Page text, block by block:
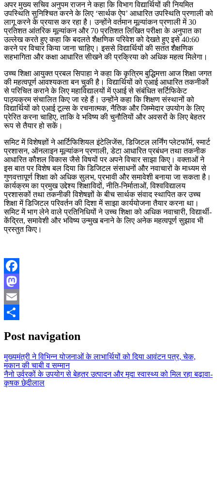
अपर मुख्य सचिव अनुपम राजन ने कहा कि विभाग विद्यार्थियों की नियमित
उपस्थिति सुनिश्चित करने के लिए ‘सार्थक ऐप’ आधारित उपस्थिति प्रणाली को
लागू करने के प्रयास कर रहा है। उन्होंने वर्तमान मूल्यांकन प्रणाली में 30
प्रतिशत आंतरिक मूल्यांकन और 70 प्रतिशत लिखित परीक्षा के अनुपात का
उल्लेख करते हुए कहा कि बदलते शैक्षणिक परिवेश को देखते हुए इसे 40:60
करने पर विचार किया जाना चाहिए। इससे विद्यार्थियों की सतत शैक्षणिक
सहभागिता और कक्षा आधारित सीखने की प्रक्रिया को अधिक महत्व मिलेगा।
उच्च शिक्षा आयुक्त प्रबल सिपाहा ने कहा कि कृत्रिम बुद्धिमत्ता आज शिक्षा जगत
की महत्वपूर्ण आवश्यकता बन चुकी है। विद्यार्थियों को एआई आधारित तकनीकों
से परिचित कराने के लिए महाविद्यालयों में एआई से संबंधित सर्टिफिकेट
पाठ्यक्रम संचालित किए जा रहे हैं। उन्होंने कहा कि शिक्षण संस्थानों को
विद्यार्थियों को एआई टूल्स के रचनात्मक, नैतिक और जिम्मेदार उपयोग के लिए
प्रेरित करना चाहिए, ताकि वे भविष्य की चुनौतियों और अवसरों के लिए बेहतर
रूप से तैयार हो सकें।
समिट में विशेषज्ञों ने आर्टिफिशियल इंटेलिजेंस, डिजिटल लर्निंग प्लेटफॉर्म, स्मार्ट
प्रशासन, ऑनलाइन मूल्यांकन प्रणाली, डेटा आधारित प्रबंधन तथा तकनीक
आधारित कौशल विकास जैसे विषयों पर अपने विचार साझा किए। वक्ताओं ने
इस बात पर विशेष बल दिया कि डिजिटल संसाधनों और नवाचारों के माध्यम से
गुणवत्तापूर्ण शिक्षा को अधिक सुलभ, प्रभावी और समावेशी बनाया जा सकता है।
कार्यक्रम का प्रमुख उद्देश्य शिक्षाविदों, नीति-निर्माताओं, विश्वविद्यालय
प्रशासकों तथा तकनीकी विशेषज्ञों के बीच सार्थक संवाद स्थापित कर उच्च
शिक्षा में डिजिटल परिवर्तन की दिशा में साझा कार्ययोजना तैयार करना था।
समिट में भाग लेने वाले प्रतिनिधियों ने उच्च शिक्षा को अधिक नवाचारी, विद्यार्थी-
केंद्रित, समावेशी और भविष्य उन्मुख बनाने के लिए अनेक महत्वपूर्ण सुझाव भी
प्रस्तुत किए।
Facebook
Mastodon
Email
Post navigation
मुख्यमंत्री ने विभिन्न योजनाओं के लाभार्थियों को दिया आवंटन पत्र, चेक,
मकान की चाबी व सम्मान
नैनो उर्वरकों के उपयोग से बेहतर उत्पादन और मृदा स्वास्थ्य को मिल रहा बढ़ावा-
कृषक छेदीलाल